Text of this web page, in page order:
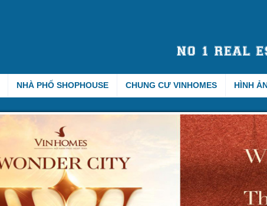
NHÀ PHỐ SHOPHOUSE CHUNG CƯ VINHOMES HÌNH